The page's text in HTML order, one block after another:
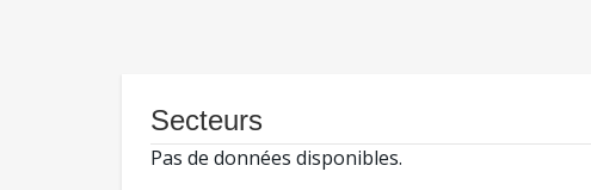
Secteurs
Pas de données disponibles.